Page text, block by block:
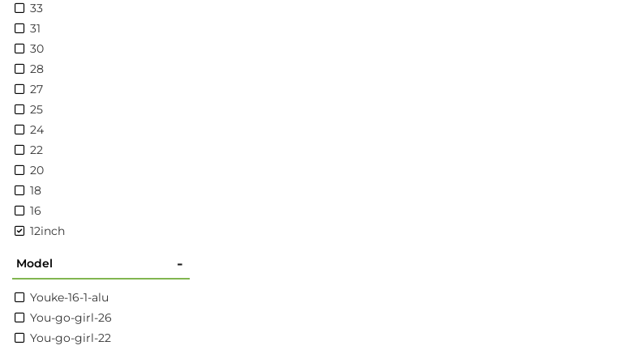
33
31
30
28
27
25
24
22
20
18
16
12inch
Model -
Youke-16-1-alu
You-go-girl-26
You-go-girl-22